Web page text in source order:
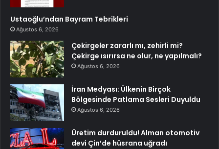
Ustaoğlu’ndan Bayram Tebrikleri
Ağustos 6, 2026
Çekirgeler zararlı mı, zehirli mi?
Çekirge ısırırsa ne olur, ne yapılmalı?
Ağustos 6, 2026
İran Medyası: Ülkenin Birçok
Bölgesinde Patlama Sesleri Duyuldu
Ağustos 6, 2026
Üretim durduruldu! Alman otomotiv
devi Çin’de hüsrana uğradı